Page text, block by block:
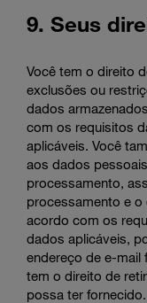
9. Seus
Você tem o direito
exclusões ou
dados
com os requisitos
aplicáveis. Você
aos dados
processamento,
processamento e
acordo com os
dados aplicáveis,
endereço de e-mail
tem o direito de
possa ter